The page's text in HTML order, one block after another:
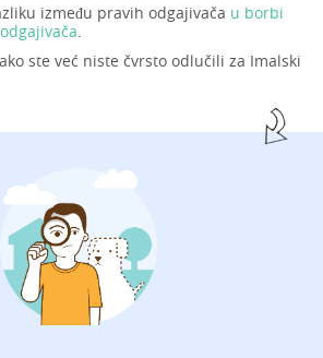
između pravih odgajivača u borbi
ste već niste čvrsto odlučili za Imalski